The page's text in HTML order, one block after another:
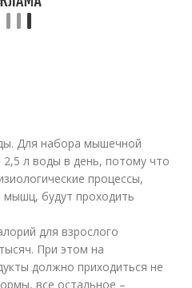
Для набора мышечной
л воды в день, потому что
процессы,
будут проходить
для взрослого
При этом на
должно приходиться не
все остальное –